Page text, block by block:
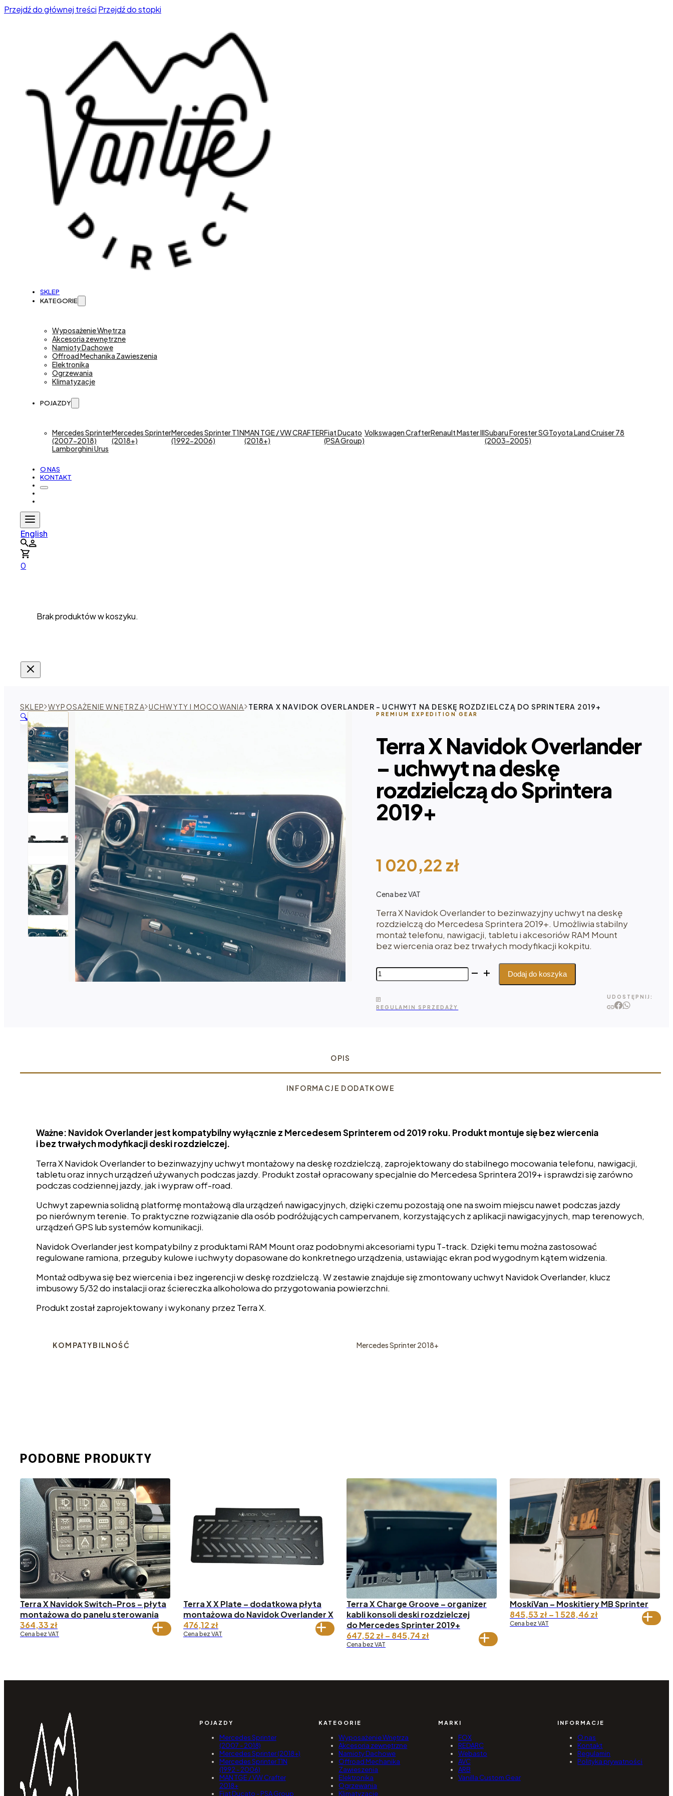
Przejdź do głównej treści Przejdź do stopki
SKLEP
KATEGORIE
Wyposażenie Wnętrza
Akcesoria zewnętrzne
Namioty Dachowe
Offroad Mechanika Zawieszenia
Elektronika
Ogrzewania
Klimatyzacje
POJAZDY
Mercedes Sprinter
(2007-2018)
Mercedes Sprinter
(2018+)
Mercedes Sprinter T1N
(1992-2006)
MAN TGE / VW CRAFTER
(2018+)
Fiat Ducato
(PSA Group)
Volkswagen CrafterRenault Master IIISubaru Forester SG
(2003-2005)
Toyota Land Cruiser 78
Lamborghini Urus
O NAS
KONTAKT
English
0
Brak produktów w koszyku.
SKLEP WYPOSAŻENIE WNĘTRZA UCHWYTY I MOCOWANIA TERRA X NAVIDOK OVERLANDER - UCHWYT NA DESKĘ ROZDZIELCZĄ DO SPRINTERA 2019+
🔍 PREMIUM EXPEDITION GEAR
Terra X Navidok Overlander
– uchwyt na deskę
rozdzielczą do Sprintera
2019+
1 020,22 zł
Cena bez VAT
Terra X Navidok Overlander to bezinwazyjny uchwyt na deskę
rozdzielczą do Mercedesa Sprintera 2019+. Umożliwia stabilny
montaż telefonu, nawigacji, tabletu i akcesoriów RAM Mount
bez wiercenia oraz bez trwałych modyfikacji kokpitu.
ilość
Terra
Overlander
-
Dodaj do koszyka
REGULAMIN SPRZEDAŻY
UDOSTĘPNIJ:
OPIS
INFORMACJE DODATKOWE
Ważne: Navidok Overlander jest kompatybilny wyłącznie z Mercedesem Sprinterem od 2019 roku. Produkt montuje się bez wiercenia
i bez trwałych modyfikacji deski rozdzielczej.
Terra X Navidok Overlander to bezinwazyjny uchwyt montażowy na deskę rozdzielczą, zaprojektowany do stabilnego mocowania telefonu, nawigacji,
tabletu oraz innych urządzeń używanych podczas jazdy. Produkt został opracowany specjalnie do Mercedesa Sprintera 2019+ i sprawdzi się zarówno
podczas codziennej jazdy, jak i wypraw off-road.
Uchwyt zapewnia solidną platformę montażową dla urządzeń nawigacyjnych, dzięki czemu pozostają one na swoim miejscu nawet podczas jazdy
po nierównym terenie. To praktyczne rozwiązanie dla osób podróżujących campervanem, korzystających z aplikacji nawigacyjnych, map terenowych,
urządzeń GPS lub systemów komunikacji.
Navidok Overlander jest kompatybilny z produktami RAM Mount oraz podobnymi akcesoriami typu T-track. Dzięki temu można zastosować
regulowane ramiona, przeguby kulowe i uchwyty dopasowane do konkretnego urządzenia, ustawiając ekran pod wygodnym kątem widzenia.
Montaż odbywa się bez wiercenia i bez ingerencji w deskę rozdzielczą. W zestawie znajduje się zmontowany uchwyt Navidok Overlander, klucz
imbusowy 5/32 do instalacji oraz ściereczka alkoholowa do przygotowania powierzchni.
Produkt został zaprojektowany i wykonany przez Terra X.
KOMPATYBILNOŚĆ Mercedes Sprinter 2018+
PODOBNE PRODUKTY
Terra X Navidok Switch-Pros – płyta
montażowa do panelu sterowania
364,33 zł
Cena bez VAT
Terra X X Plate – dodatkowa płyta
montażowa do Navidok Overlander X
476,12 zł
Cena bez VAT
Terra X Charge Groove – organizer
kabli konsoli deski rozdzielczej
do Mercedes Sprinter 2019+
647,52 zł– 845,74 złZakres
Cena bez VAT
MoskiVan – Moskitiery MB Sprinter
845,53 zł–1 528,46złZakres
Cena bez VAT
POJAZDY
Mercedes Sprinter
(2007 - 2018)
Mercedes Sprinter (2018+)
Mercedes Sprinter T1N
(1992 - 2006)
MAN TGE / VW Crafter
2018+
Fiat Ducato - PSA Group
KATEGORIE
Wyposażenie Wnętrza
Akcesoria zewnętrzne
Namioty Dachowe
Offroad Mechanika
Zawieszenia
Elektronika
Ogrzewania
Klimatyzacje
MARKI
FOX
REDARC
Webasto
AVC
ARB
Vanilla Custom Gear
INFORMACJE
O nas
Kontakt
Regulamin
Polityka prywatności